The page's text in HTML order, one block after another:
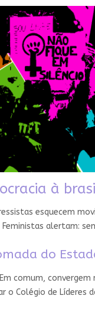
à
esquecem
alertam:
do
comum,
o Colégio de